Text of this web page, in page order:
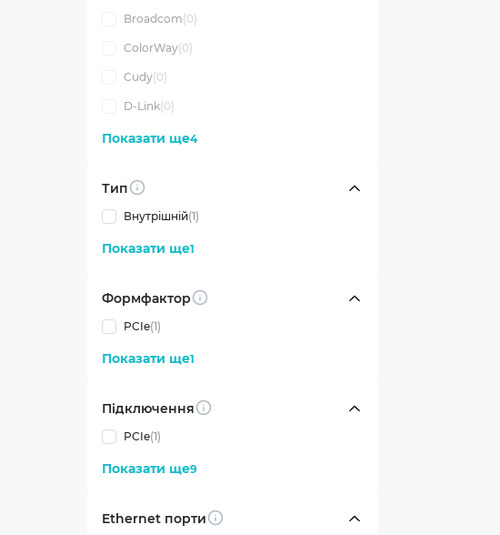
Broadcom(0)
ColorWay(0)
Cudy(0)
D-Link(0)
Показати ще4
Тип
Info
Внутрішній(1)
Показати ще1
Формфактор
Info
PCIe(1)
Показати ще1
Підключення
Info
PCIe(1)
Показати ще9
Ethernet порти
Info